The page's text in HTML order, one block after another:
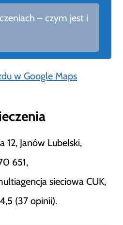
– czym jest i
w Google Maps
12, Janów Lubelski,
651,
sieciowa CUK,
4,5 (37 opinii).